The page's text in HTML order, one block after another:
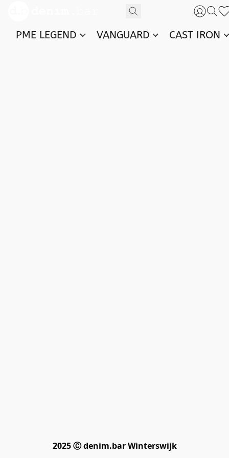
PME LEGEND VANGUARD CAST IRON
2025 Ⓒ denim.bar Winterswijk